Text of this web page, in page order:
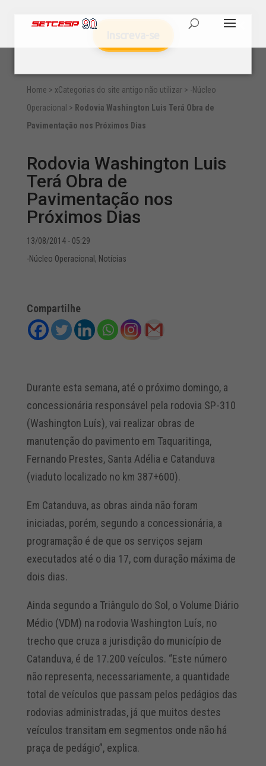
Home > xCategorias do site antigo não utilizar> -Núcleo
Operacional > Rodovia Washington Luis Terá Obra de
Pavimentação nos Próximos Dias
Rodovia Washington Luis
Terá Obra de
Pavimentação nos
Próximos Dias
13/08/2014 - 05:29
-Núcleo Operacional , Notícias
Compartilhe
Durante esta semana, até o próximo domingo, a
concessionária responsável pela rodovia SP-310
(Washington Luís), vai realizar obras de
manutenção do pavimento em Taquaritinga,
Fernando Prestes, Santa Adélia e Catanduva
(viaduto localizado no km 387+600).
Em Catanduva, as obras ainda não foram
iniciadas, porém, segundo a concessionária, a
programação é de que os serviços sejam
executados até o dia 17, com duração máxima de
dois dias.
Ainda segundo a Triângulo do Sol, o Volume Diário
Médio (VDM) na rodovia Washington Luís, no
trecho que cruza a jurisdição do município de
Catanduva, é de 17.200 veículos. “Este número
não representa, necessariamente, a quantidade
total de veículos que passam pelos pedágios das
rodovias administradas, já que muitos destes
veículos transitam em segmentos onde não há
praça de pedágio”, explica.